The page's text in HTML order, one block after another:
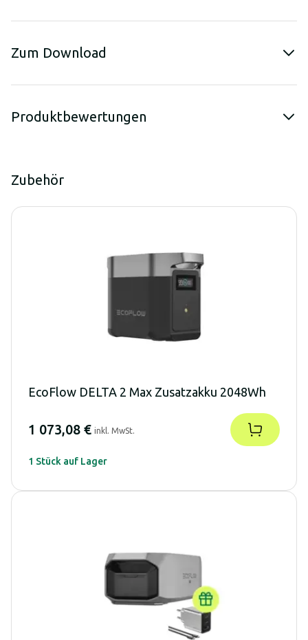
Zum Download
Produktbewertungen
Zubehör
EcoFlow DELTA 2 Max Zusatzakku 2048Wh
1 073,08 € inkl. MwSt.
1 Stück auf Lager